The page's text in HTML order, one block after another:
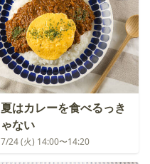
夏はカレーを食べるっき
ゃない
7/24 (火) 14:00〜14:20